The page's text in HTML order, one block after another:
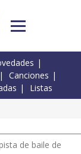
Canciones
Listas
de baile de